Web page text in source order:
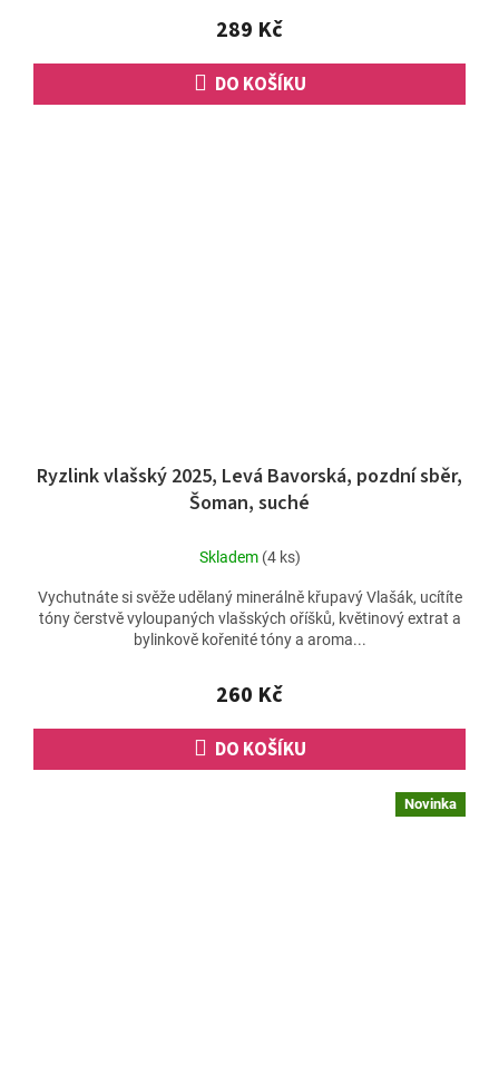
289 Kč
DO KOŠÍKU
Ryzlink vlašský 2025, Levá Bavorská, pozdní sběr,
Šoman, suché
Skladem (4 ks)
260 Kč
DO KOŠÍKU
Vychutnáte si svěže udělaný minerálně křupavý Vlašák, ucítíte
tóny čerstvě vyloupaných vlašských oříšků, květinový extrat a
bylinkově kořenité tóny a aroma...
Novinka